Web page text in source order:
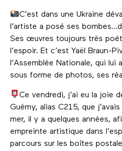
C’est dans une Ukraine
l’artiste a posé ses
Ses œuvres toujours très
l’espoir. Et c’est Yaël Braun-
l’Assemblée Nationale, qui lui
sous forme de photos, ses
Ce vendredi, j’ai eu la joie
Guémy, alias C215, que
mer, il y a quelques années,
empreinte artistique dans
parcours sur les boîtes